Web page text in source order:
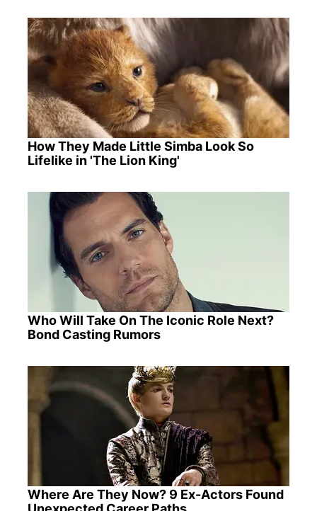
How They Made Little Simba Look So
Lifelike in 'The Lion King'
Who Will Take On The Iconic Role Next?
Bond Casting Rumors
Where Are They Now? 9 Ex-Actors Found